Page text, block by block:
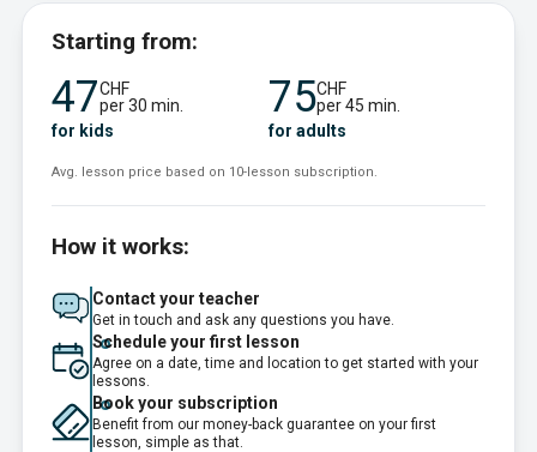
Starting from:
47CHF
per 30 min.
for kids
75CHF
per 45 min.
for adults
Avg. lesson price based on 10-lesson subscription.
How it works:
Contact your teacher
Get in touch and ask any questions you have.
Schedule your first lesson
Agree on a date, time and location to get started with your
lessons.
Book your subscription
Benefit from our money-back guarantee on your first
lesson, simple as that.